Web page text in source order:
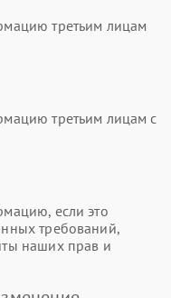
третьим лицам
третьим лицам с
если это
требований,
наших прав и